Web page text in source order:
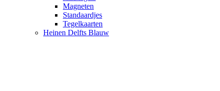
Magneten
Standaardjes
Tegelkaarten
Heinen Delfts Blauw